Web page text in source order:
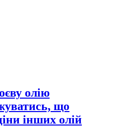
олію
що
інших олій